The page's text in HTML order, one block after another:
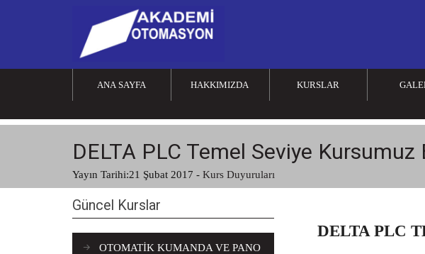
ANA SAYFA HAKKIMIZDA KURSLAR
DELTA PLC Temel Seviye
Yayın Tarihi:21 Şubat 2017 - Kurs Duyuruları
DELTA PLC
Güncel Kurslar
OTOMATİK KUMANDA VE PANO